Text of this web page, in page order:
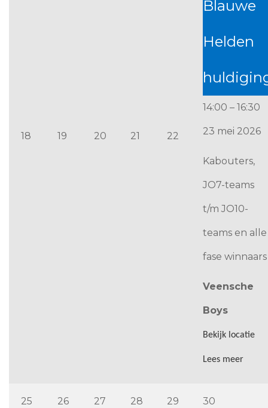
18 18 mei 2026
19 19 mei 2026
20 20 mei 2026
21 21 mei 2026
22 22 mei 2026
Blauwe
Helden
14:00 – 16:30
23 mei 2026
Kabouters,
JO7-teams
t/m JO10-
teams en alle
fase winnaars
Veensche
Boys
Bekijk locatie
Lees meer
25 25 mei 2026
2626 mei 2026
27 27 mei 2026
28 28 mei 2026
29 29 mei 2026
30